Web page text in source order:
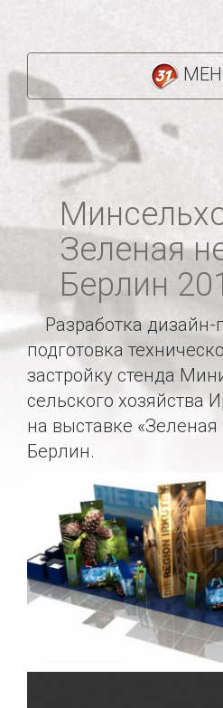
Зеленая
Берлин
Разработка дизайн-
подготовка
застройку стенда
сельского хозяйства
на выставке «Зеленая
Берлин.